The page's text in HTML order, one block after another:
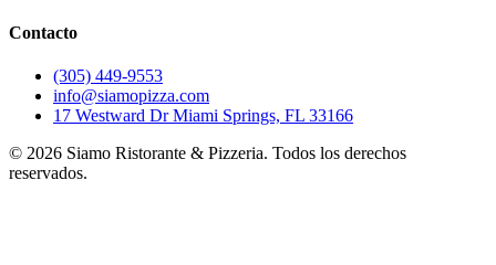
Contacto
(305) 449-9553
info@siamopizza.com
17 Westward Dr Miami Springs, FL 33166
© 2026 Siamo Ristorante & Pizzeria. Todos los derechos
reservados.